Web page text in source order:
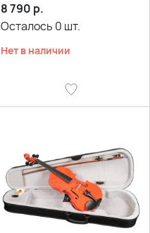
8 790 р.
Осталось 0 шт.
Нет в наличии